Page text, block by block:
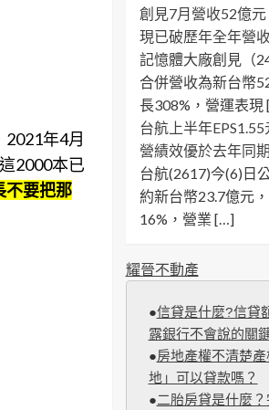
年4月
2000本已
不要把那
創見7月營收52億
現已破歷年全年營
記憶體大廠創見（
合併營收為新台幣
長308%，營運表現
台航上半年
營績效優於去年同期
台航(2617)今(6)日
約新台幣23.7億元
16%，營業 […]
耀晉不動產
●信貸是什麼?信貸
露銀行不會說的關
●房地產權不清楚
地」可以貸款嗎？
●二胎房貸是什麼